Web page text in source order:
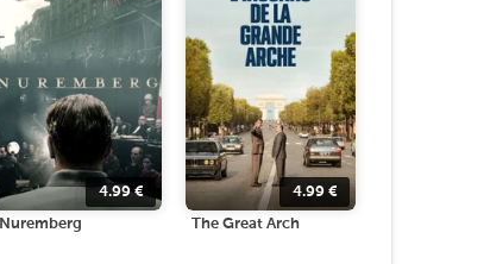
4.99€
Nuremberg
4.99€
The Great Arch